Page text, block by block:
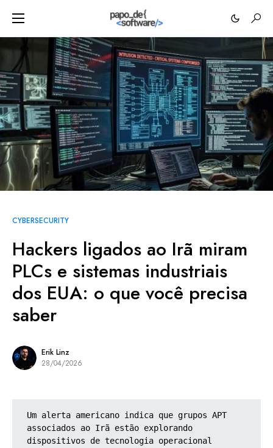
CYBERSECURITY
Hackers ligados ao Irã miram
PLCs e sistemas industriais
dos EUA: o que você precisa
saber
Erik Linz
28/04/2026
Um alerta americano indica que grupos APT
associados ao Irã estão explorando
dispositivos de tecnologia operacional